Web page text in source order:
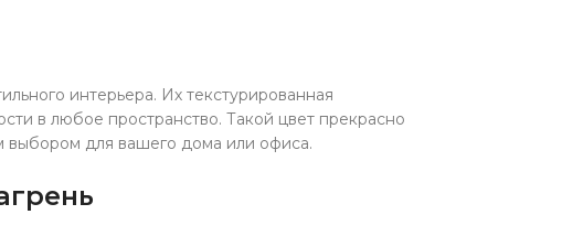
интерьера. Их текстурированная
в любое пространство. Такой цвет прекрасно
выбором для вашего дома или офиса.